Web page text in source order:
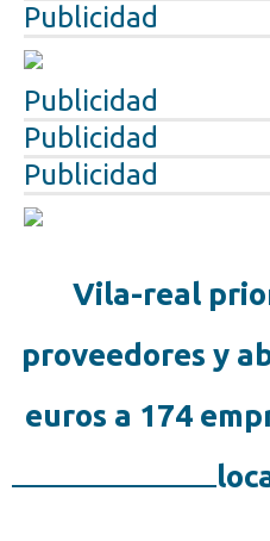
Publicidad
Publicidad
Publicidad
Publicidad
Vila-real
proveedores y
euros a 174